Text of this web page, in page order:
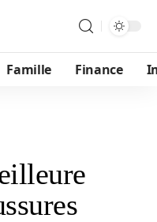
Famille Finance